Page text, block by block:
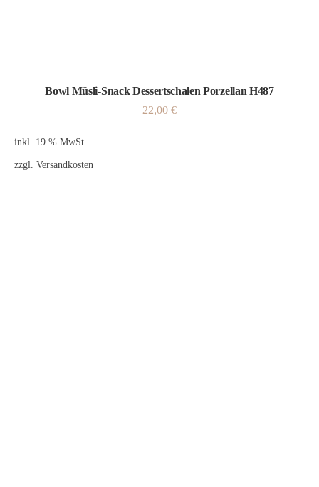
Bowl Müsli-Snack Dessertschalen Porzellan H487
22,00 €
inkl. 19 % MwSt.
zzgl. Versandkosten